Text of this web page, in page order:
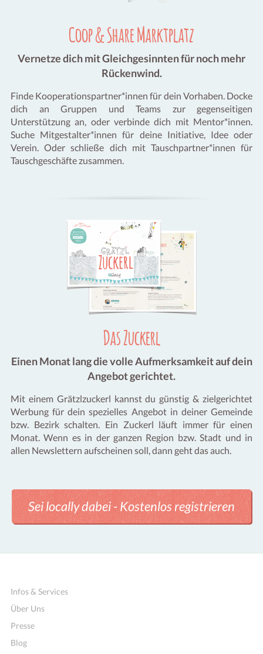
Coop & Share Marktplatz
Vernetze dich mit Gleichgesinnten für noch mehr
Rückenwind.
Finde Kooperationspartner*innen für dein Vorhaben. Docke
dich an Gruppen und Teams zur gegenseitigen
Unterstützung an, oder verbinde dich mit Mentor*innen.
Suche Mitgestalter*innen für deine Initiative, Idee oder
Verein. Oder schließe dich mit Tauschpartner*innen für
Tauschgeschäfte zusammen.
Das Zuckerl
Einen Monat lang die volle Aufmerksamkeit auf dein
Angebot gerichtet.
Mit einem Grätzlzuckerl kannst du günstig & zielgerichtet
Werbung für dein spezielles Angebot in deiner Gemeinde
bzw. Bezirk schalten. Ein Zuckerl läuft immer für einen
Monat. Wenn es in der ganzen Region bzw. Stadt und in
allen Newslettern aufscheinen soll, dann geht das auch.
Sei locally dabei - Kostenlos registrieren
Infos & Services
Über Uns
Presse
Blog